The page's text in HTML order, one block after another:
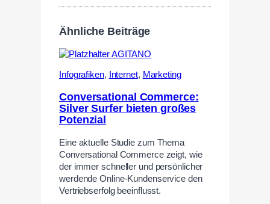
Ähnliche Beiträge
Infografiken, Internet, Marketing
Conversational Commerce:
Silver Surfer bieten großes
Potenzial
Eine aktuelle Studie zum Thema
Conversational Commerce zeigt, wie
der immer schneller und persönlicher
werdende Online-Kundenservice den
Vertriebserfolg beeinflusst.